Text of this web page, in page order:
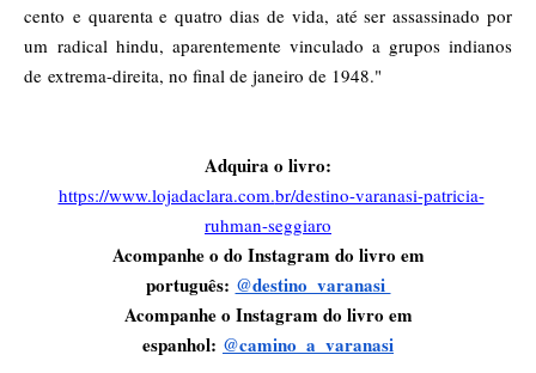
cento e quarenta e quatro dias de vida, até ser assassinado por
um radical hindu, aparentemente vinculado a grupos indianos
de extrema-direita, no final de janeiro de 1948."
Adquira o livro:
https://www.lojadaclara.com.br/destino-varanasi-patricia-
ruhman-seggiaro
Acompanhe o do Instagram do livro em
português: @destino_varanasi
Acompanhe o Instagram do livro em
espanhol: @camino_a_varanasi